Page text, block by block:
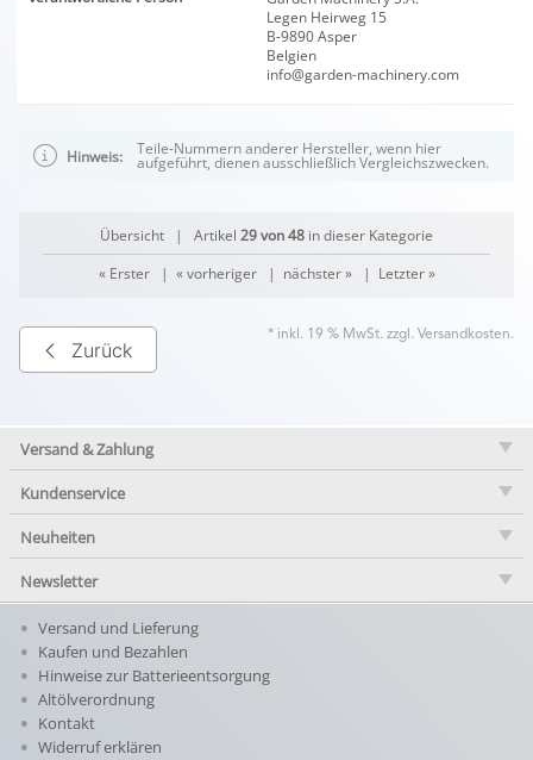
Legen Heirweg 15
B-9890 Asper
Belgien
info@garden-machinery.com
Hinweis: Teile-Nummern anderer Hersteller, wenn hier
aufgeführt, dienen ausschließlich Vergleichszwecken.
Übersicht | Artikel 29 von 48 in dieser Kategorie
« Erster| « vorheriger| nächster »| Letzter »
Zurück
* inkl. 19 % MwSt. zzgl. Versandkosten.
Versand & Zahlung
Kundenservice
Neuheiten
Newsletter
Versand und Lieferung
Kaufen und Bezahlen
Hinweise zur Batterieentsorgung
Altölverordnung
Kontakt
Widerruf erklären